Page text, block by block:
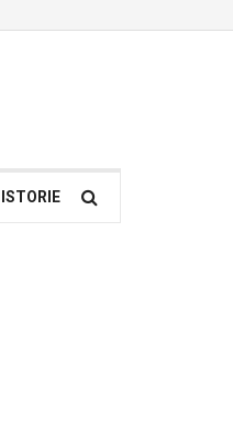
ISTORIE